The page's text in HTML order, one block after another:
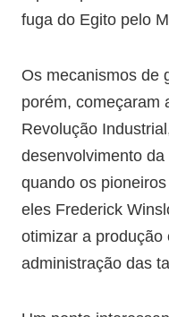
fuga do Egito pelo
Os mecanismos de
porém, começaram
Revolução
desenvolvimento da
quando os
eles Frederick
otimizar a produção
administração das